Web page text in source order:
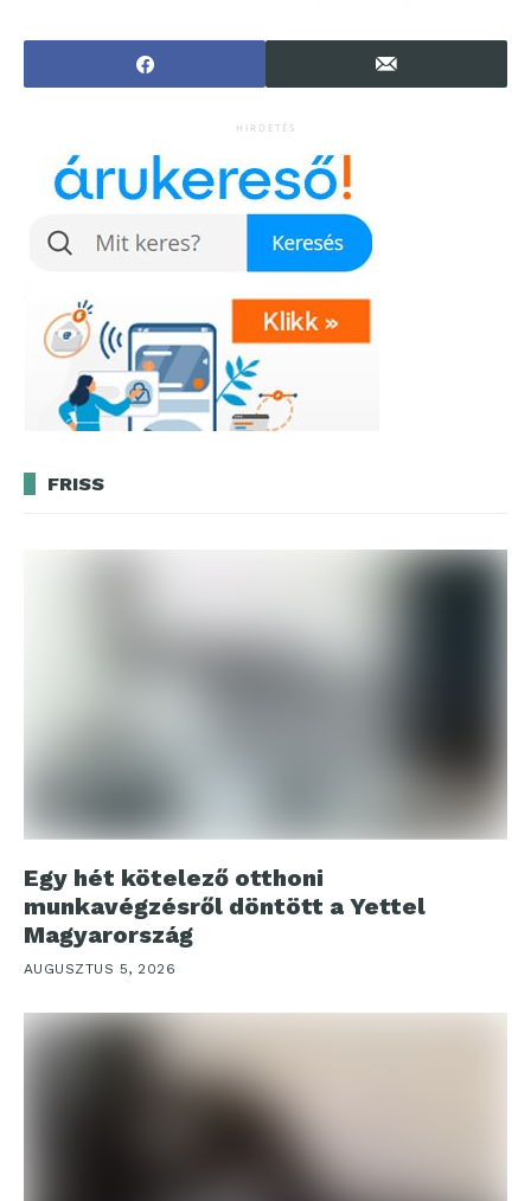
HIRDETÉS
FRISS
Egy hét kötelező otthoni
munkavégzésről döntött a Yettel
Magyarország
AUGUSZTUS 5, 2026